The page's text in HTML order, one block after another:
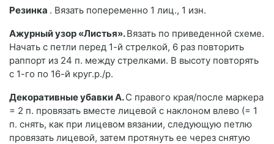
Резинка . Вязать попеременно 1 лиц., 1 изн.
Ажурный узор «Листья».Вязать по приведенной схеме.
Начать с петли перед 1-й стрелкой, 6 раз повторить
раппорт из 24 п. между стрелками. В высоту повторять
с 1-го по 16-й круг.р./р.
Декоративные убавки А.С правого края/после маркера
= 2 п. провязать вместе лицевой с наклоном влево (= 1
п. снять, как при лицевом вязании, следующую петлю
провязать лицевой, затем протянуть ее через снятую